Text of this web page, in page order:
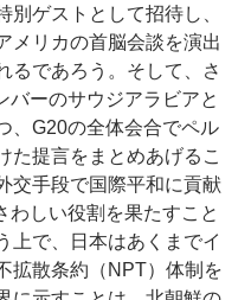
ゲストとして招待し、
メリカの首脳会談を演出
るであろう。そして、さ
バーのサウジアラビアと
、G20の全体会合でペル
た提言をまとめあげるこ
交手段で国際平和に貢献
わしい役割を果たすこと
上で、日本はあくまでイ
拡散条約（NPT）体制を